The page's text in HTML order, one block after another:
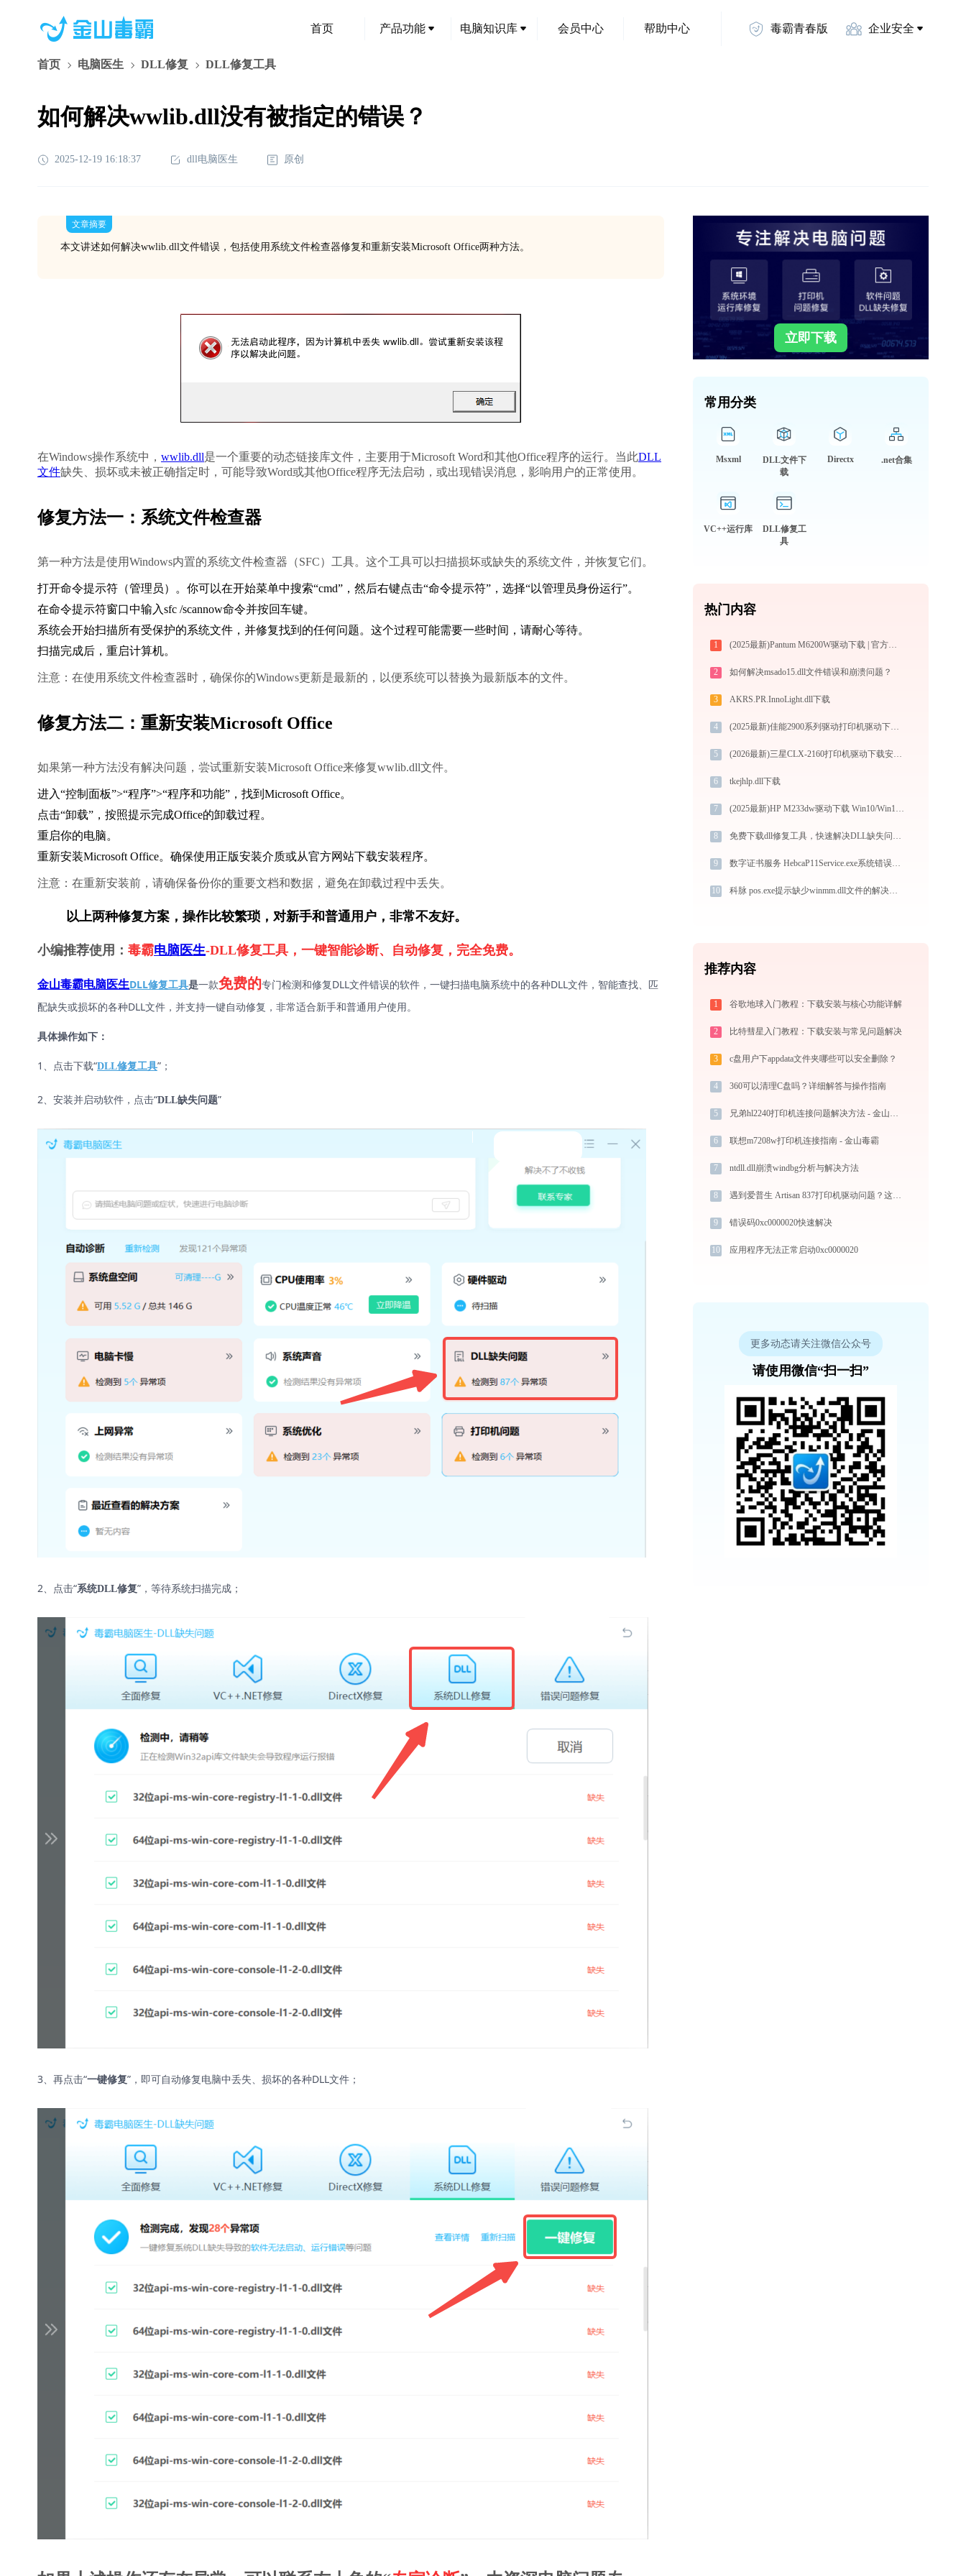
首页 产品功能 电脑知识库 会员中心 帮助中心 毒霸青春版 企业安全
首页 电脑医生 DLL修复 DLL修复工具
如何解决wwlib.dll没有被指定的错误？
2025-12-19 16:18:37 dll电脑医生 原创
文章摘要
本文讲述如何解决wwlib.dll文件错误，包括使用系统文件检查器修复和重新安装Microsoft Office两种方法。
在Windows操作系统中， wwlib.dll是一个重要的动态链接库文件，主要用于Microsoft Word和其他Office程序的运行。当此DLL
文件缺失、损坏或未被正确指定时，可能导致Word或其他Office程序无法启动，或出现错误消息，影响用户的正常使用。
修复方法一：系统文件检查器
第一种方法是使用Windows内置的系统文件检查器（SFC）工具。这个工具可以扫描损坏或缺失的系统文件，并恢复它们。
打开命令提示符（管理员）。你可以在开始菜单中搜索“cmd”，然后右键点击“命令提示符”，选择“以管理员身份运行”。
在命令提示符窗口中输入sfc /scannow命令并按回车键。
系统会开始扫描所有受保护的系统文件，并修复找到的任何问题。这个过程可能需要一些时间，请耐心等待。
扫描完成后，重启计算机。
注意：在使用系统文件检查器时，确保你的Windows更新是最新的，以便系统可以替换为最新版本的文件。
修复方法二：重新安装Microsoft Office
如果第一种方法没有解决问题，尝试重新安装Microsoft Office来修复wwlib.dll文件。
进入“控制面板”>“程序”>“程序和功能”，找到Microsoft Office。
点击“卸载”，按照提示完成Office的卸载过程。
重启你的电脑。
重新安装Microsoft Office。确保使用正版安装介质或从官方网站下载安装程序。
注意：在重新安装前，请确保备份你的重要文档和数据，避免在卸载过程中丢失。
以上两种修复方案，操作比较繁琐，对新手和普通用户，非常不友好。
小编推荐使用： 毒霸电脑医生-DLL修复工具，一键智能诊断、自动修复，完全免费。
金山毒霸电脑医生DLL修复工具是一款免费的专门检测和修复DLL文件错误的软件，一键扫描电脑系统中的各种DLL文件，智能查找、匹
配缺失或损坏的各种DLL文件，并支持一键自动修复，非常适合新手和普通用户使用。
具体操作如下：
1、点击下载“DLL修复工具”；
2、安装并启动软件，点击“DLL缺失问题”
2、点击“系统DLL修复”，等待系统扫描完成；
3、再点击“一键修复”，即可自动修复电脑中丢失、损坏的各种DLL文件；
立即下载
常用分类
Msxml
DLL文件下
载
Directx .net合集
VC++运行库
DLL修复工
具
热门内容
1 (2025最新)Pantum M6200W驱动下载 | 官方Win10/Win11支持
2 如何解决msado15.dll文件错误和崩溃问题？
3 AKRS.PR.InnoLight.dll下载
4 (2025最新)佳能2900系列驱动打印机驱动下载与安装指南
5 (2026最新)三星CLX-2160打印机驱动下载安装步骤详细解析，让安装更简单
6 tkejhlp.dll下载
7 (2025最新)HP M233dw驱动下载 Win10/Win11官方版
8 免费下载dll修复工具，快速解决DLL缺失问题-金山毒霸
9 数字证书服务 HebcaP11Service.exe系统错误hebcasealbase.dll丢失如何解决
10 科脉 pos.exe提示缺少winmm.dll文件的解决办法
推荐内容
1 谷歌地球入门教程：下载安装与核心功能详解
2 比特彗星入门教程：下载安装与常见问题解决
3 c盘用户下appdata文件夹哪些可以安全删除？
4 360可以清理C盘吗？详细解答与操作指南
5 兄弟hl2240打印机连接问题解决方法 - 金山毒霸
6 联想m7208w打印机连接指南 - 金山毒霸
7 ntdll.dll崩溃windbg分析与解决方法
8 遇到爱普生 Artisan 837打印机驱动问题？这里有最全的下载及安装指导
9 错误码0xc0000020快速解决
10 应用程序无法正常启动0xc0000020
更多动态请关注微信公众号
请使用微信“扫一扫”